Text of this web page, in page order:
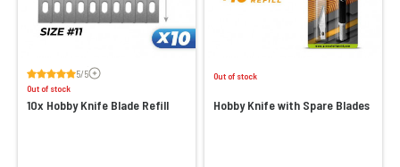
5/5Voir les avis
Out of stock
10x Hobby Knife Blade Refill
Out of stock
Hobby Knife with Spare Blades